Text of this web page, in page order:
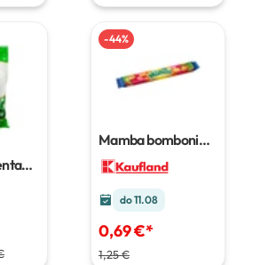
-44%
Mamba bomboni
do 11.08
0,69 €*
1,25 €